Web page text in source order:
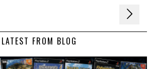
LATEST FROM BLOG